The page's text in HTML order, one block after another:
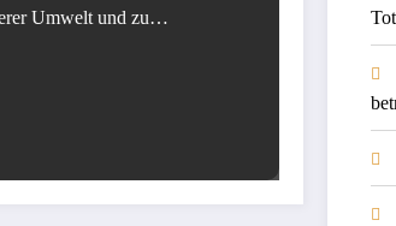
Umwelt und zu…